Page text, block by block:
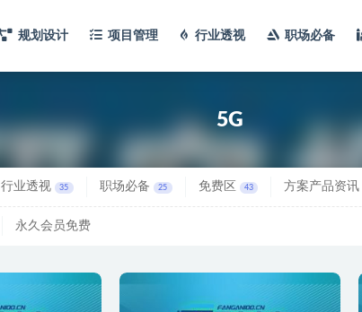
规划设计 项目管理 行业透视 职场必备
5G
行业透视 35 职场必备 25 免费区 43 方案产品资讯
永久会员免费